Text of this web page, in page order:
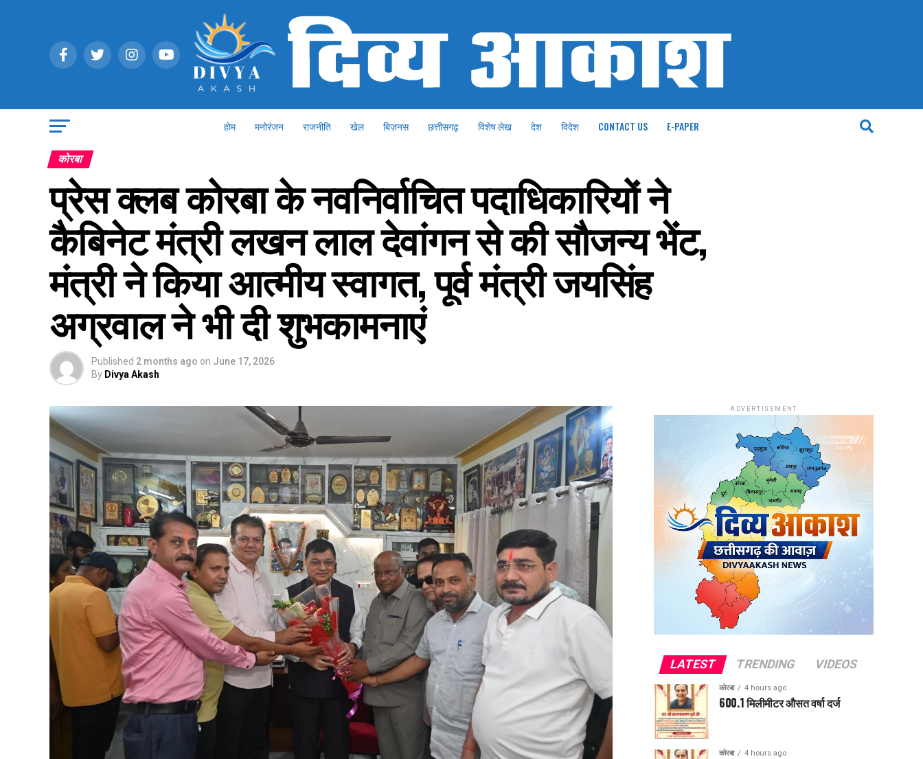
होम मनोरंजन राजनीति खेल बिज़नस छत्तीसगढ़ विशेष लेख देश विदेश CONTACT US E-PAPER
कोरबा
प्रेस क्लब कोरबा के नवनिर्वाचित पदाधिकारियों ने
कैबिनेट मंत्री लखन लाल देवांगन से की सौजन्य भेंट,
मंत्री ने किया आत्मीय स्वागत, पूर्व मंत्री जयसिंह
अग्रवाल ने भी दी शुभकामनाएं
Published 2 months ago on June 17, 2026
By Divya Akash
ADVERTISEMENT
LATEST TRENDING VIDEOS
कोरबा 4 hours ago
600.1 मिलीमीटर औसत वर्षा दर्ज
कोरबा 4 hours ago